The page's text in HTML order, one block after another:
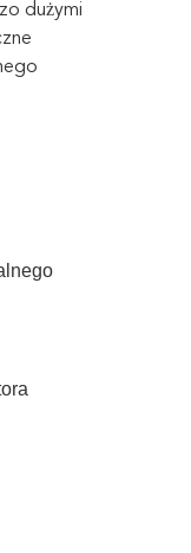
dużymi